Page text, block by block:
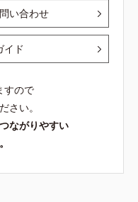
い合わせ
イド
すので
さい。
ながりやすい